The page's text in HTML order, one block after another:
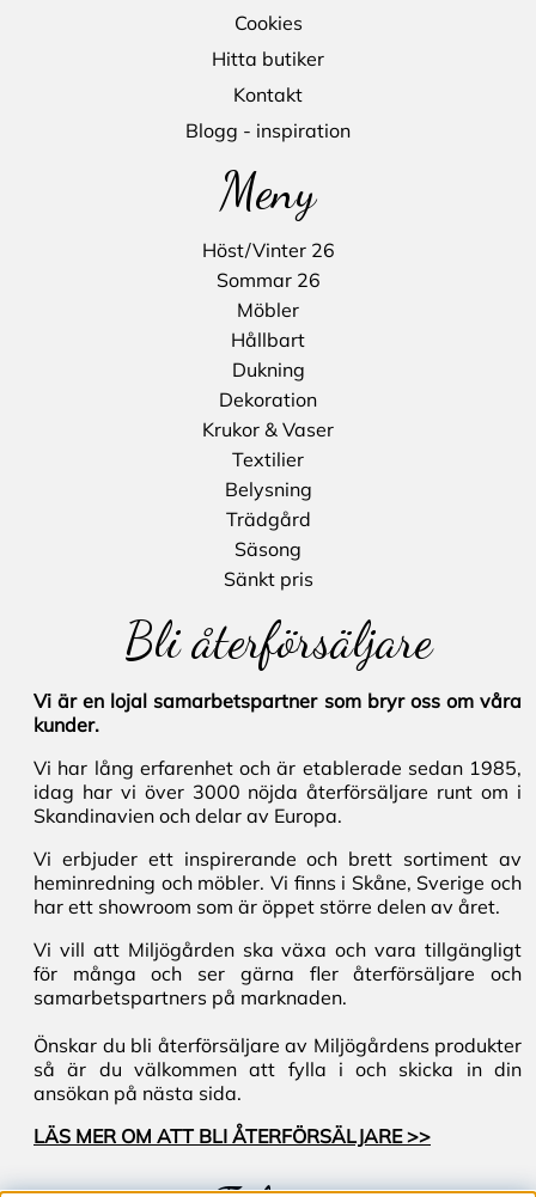
Cookies
Hitta butiker
Kontakt
Blogg - inspiration
Meny
Höst/Vinter 26
Sommar 26
Möbler
Hållbart
Dukning
Dekoration
Krukor & Vaser
Textilier
Belysning
Trädgård
Säsong
Sänkt pris
Bli återförsäljare
Vi är en lojal samarbetspartner som bryr oss om våra
kunder.
Vi har lång erfarenhet och är etablerade sedan 1985,
idag har vi över 3000 nöjda återförsäljare runt om i
Skandinavien och delar av Europa.
Vi erbjuder ett inspirerande och brett sortiment av
heminredning och möbler. Vi finns i Skåne, Sverige och
har ett showroom som är öppet större delen av året.
Vi vill att Miljögården ska växa och vara tillgängligt
för många och ser gärna fler återförsäljare och
samarbetspartners på marknaden.
Önskar du bli återförsäljare av Miljögårdens produkter
så är du välkommen att fylla i och skicka in din
ansökan på nästa sida.
LÄS MER OM ATT BLI ÅTERFÖRSÄLJARE >>